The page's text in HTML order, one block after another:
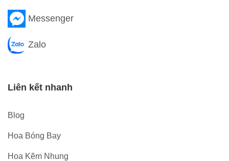
Messenger
Zalo
Liên kết nhanh
Blog
Hoa Bóng Bay
Hoa Kẽm Nhung